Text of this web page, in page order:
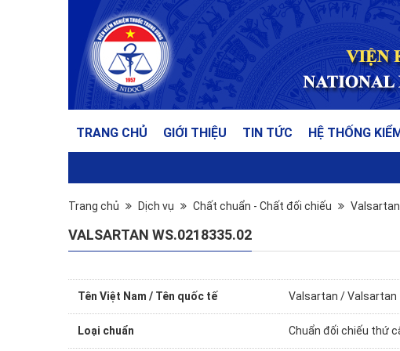
TRANG CHỦ GIỚI THIỆU TIN TỨC HỆ THỐNG
Trang chủ Dịch vụ Chất chuẩn - Chất đối chiếu
VALSARTAN WS.0218335.02
Tên Việt Nam / Tên quốc tế Valsartan / Valsartan
Loại chuẩn Chuẩn đối chiếu thứ